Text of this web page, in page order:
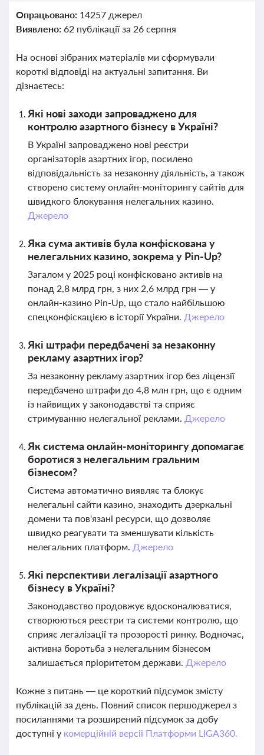
Опрацьовано: 14257 джерел
Виявлено: 62 публікації за 26 серпня
На основі зібраних матеріалів ми сформували
короткі відповіді на актуальні запитання. Ви
дізнаєтесь:
Які нові заходи запроваджено для
контролю азартного бізнесу в Україні?
В Україні запроваджено нові реєстри
організаторів азартних ігор, посилено
відповідальність за незаконну діяльність, а також
створено систему онлайн-моніторингу сайтів для
швидкого блокування нелегальних казино.
Джерело
Яка сума активів була конфіскована у
нелегальних казино, зокрема у Pin-Up?
Загалом у 2025 році конфісковано активів на
понад 2,8 млрд грн, з них 2,6 млрд грн — у
онлайн-казино Pin-Up, що стало найбільшою
спецконфіскацією в історії України. Джерело
Які штрафи передбачені за незаконну
рекламу азартних ігор?
За незаконну рекламу азартних ігор без ліцензії
передбачено штрафи до 4,8 млн грн, що є одним
із найвищих у законодавстві та сприяє
стримуванню нелегальної реклами. Джерело
Як система онлайн-моніторингу допомагає
боротися з нелегальним гральним
бізнесом?
Система автоматично виявляє та блокує
нелегальні сайти казино, знаходить дзеркальні
домени та пов'язані ресурси, що дозволяє
швидко реагувати та зменшувати кількість
нелегальних платформ. Джерело
Які перспективи легалізації азартного
бізнесу в Україні?
Законодавство продовжує вдосконалюватися,
створюються реєстри та системи контролю, що
сприяє легалізації та прозорості ринку. Водночас,
активна боротьба з нелегальним бізнесом
залишається пріоритетом держави. Джерело
Кожне з питань — це короткий підсумок змісту
публікацій за день. Повний список першоджерел з
посиланнями та розширений підсумок за добу
доступні у комерційній версії Платформи LIGA360.